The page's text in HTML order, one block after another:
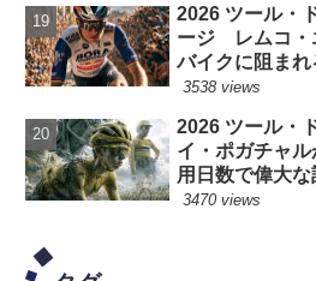
2026 ツール・
ージ レムコ・
バイクに阻まれ
3538 views
2026 ツール・
イ・ポガチャ
用日数で偉大な
3470 views